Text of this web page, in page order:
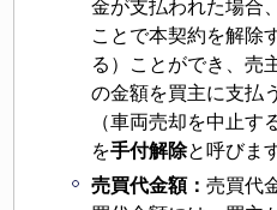
金が支払われた場合
ことで本契約を解除
る）ことができ、売
の金額を買主に支払
（車両売却を中止
を手付解除と呼びま
売買代金額：売買代